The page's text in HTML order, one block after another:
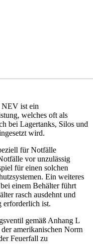
NEV ist ein
welches oft als
bei Lagertanks, Silos und
wird.
für Notfälle
vor unzulässig
für einen solchen
Ein weiteres
einem Behälter führt
rasch ausdehnt und
erforderlich ist.
gemäß Anhang L
amerikanischen Norm
Feuerfall zu